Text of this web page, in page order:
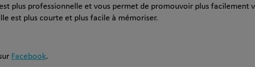
plus professionnelle et vous permet de promouvoir plus facilement
est plus courte et plus facile à mémoriser.
Facebook.